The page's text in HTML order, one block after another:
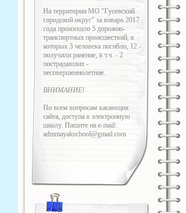
На территории МО "Гусевский
городской округ" за январь 2017
года произошло 5 дорожно-
транспортных происшествий, в
которых 3 человека погибло, 12 -
получили ранение, в т.ч. - 2
пострадавших -
несовершеннолетние.
ВНИМАНИЕ!
По всем вопросам касающих
сайта, доступа в электронную
школу. Пишите на e-mail:
admmayakschool@gmail.com